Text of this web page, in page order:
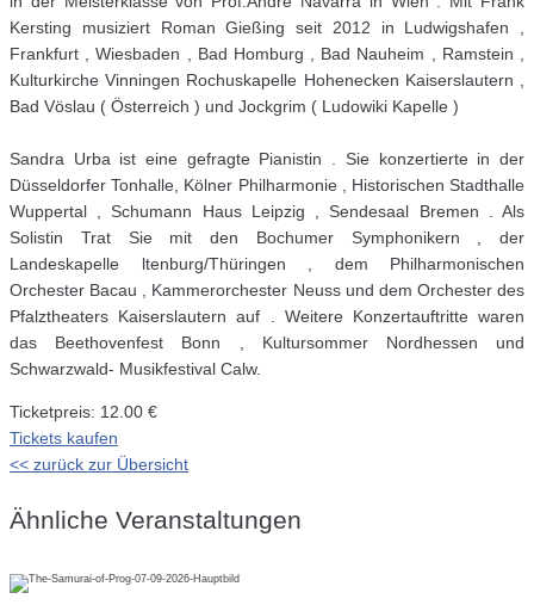
Kersting musiziert Roman Gießing seit 2012 in Ludwigshafen ,
Frankfurt , Wiesbaden , Bad Homburg , Bad Nauheim , Ramstein ,
Kulturkirche Vinningen Rochuskapelle Hohenecken Kaiserslautern ,
Bad Vöslau ( Österreich ) und Jockgrim ( Ludowiki Kapelle )
Sandra Urba ist eine gefragte Pianistin . Sie konzertierte in der
Düsseldorfer Tonhalle, Kölner Philharmonie , Historischen Stadthalle
Wuppertal , Schumann Haus Leipzig , Sendesaal Bremen . Als
Solistin Trat Sie mit den Bochumer Symphonikern , der
Landeskapelle ltenburg/Thüringen , dem Philharmonischen
Orchester Bacau , Kammerorchester Neuss und dem Orchester des
Pfalztheaters Kaiserslautern auf . Weitere Konzertauftritte waren
das Beethovenfest Bonn , Kultursommer Nordhessen und
Schwarzwald- Musikfestival Calw.
Ticketpreis: 12.00 €
Tickets kaufen
<< zurück zur Übersicht
Ähnliche Veranstaltungen